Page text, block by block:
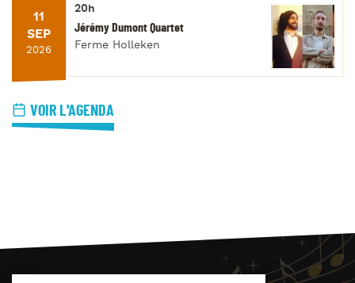
11
SEP
2026
20h
Jérémy Dumont Quartet
Ferme Holleken
VOIR L'AGENDA